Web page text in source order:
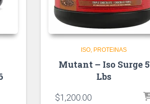
ISO PROTEINAS
Mutant – Iso Surge 5
Lbs
$1,200.00